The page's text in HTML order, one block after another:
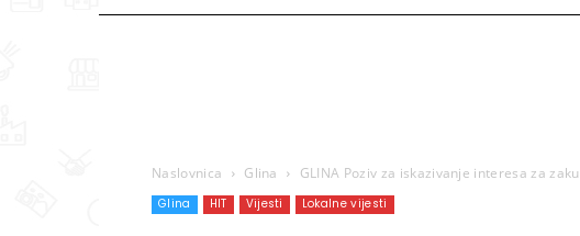
Naslovnica Glina GLINA Poziv za iskazivanje interesa za
Glina HIT Vijesti Lokalne vijesti